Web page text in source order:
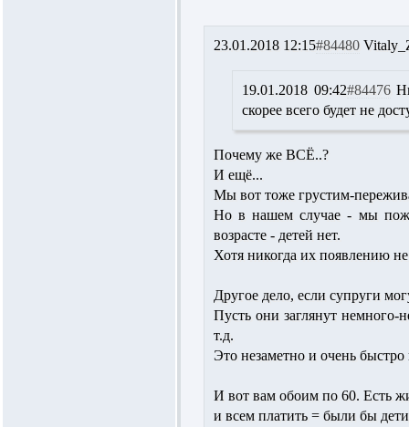
23.01.2018 12:15#84480
19.01.2018 09:42#84476
скорее всего будет не
Почему же ВСЁ..?
И ещё...
Мы вот тоже грустим-
Но в нашем случае - мы
возрасте - детей нет.
Хотя никогда их появлению
Другое дело, если супруги
Пусть они заглянут немного-
т.д.
Это незаметно и очень быстро
И вот вам обоим по 60. Есть
и всем платить = были бы